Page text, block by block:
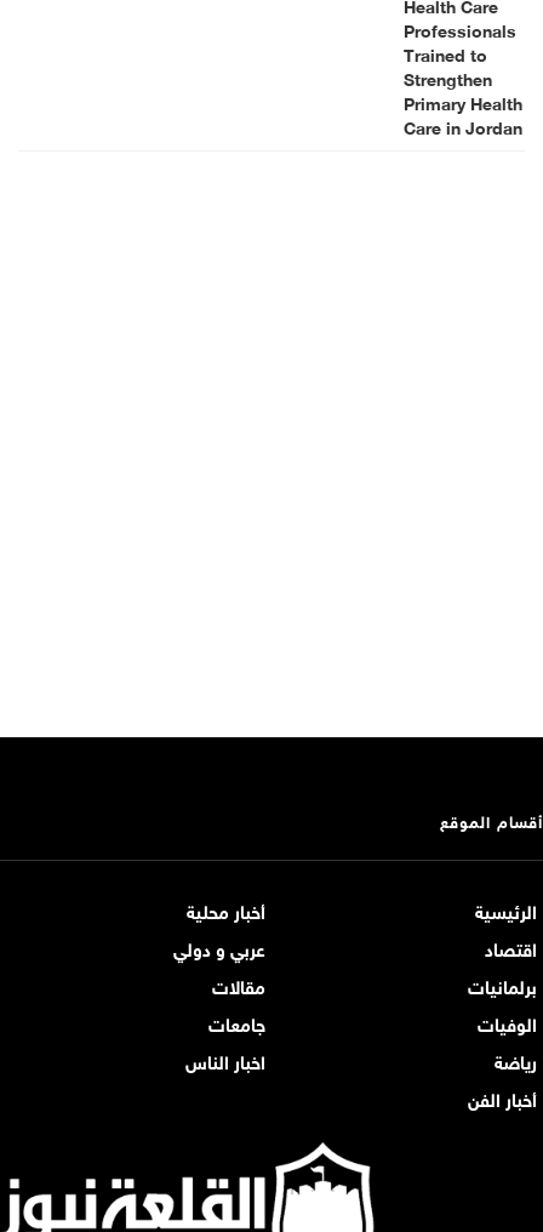
أقسام الموقع
الرئيسية
أخبار محلية
اقتصاد
عربي و دولي
برلمانيات
مقالات
الوفيات
جامعات
رياضة
اخبار الناس
أخبار الفن